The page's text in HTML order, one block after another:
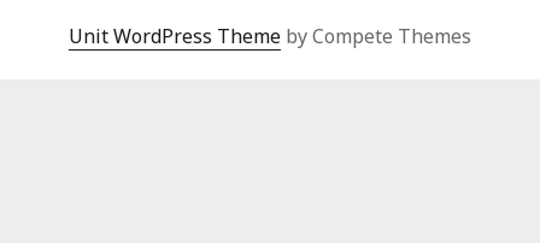
Unit WordPress Theme by Compete Themes